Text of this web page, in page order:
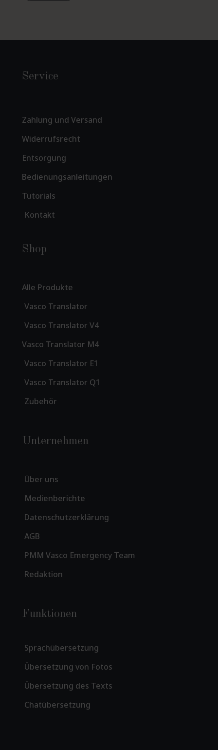
Service
Zahlung und Versand
Widerrufsrecht
Entsorgung
Bedienungsanleitungen
Tutorials
Kontakt
Shop
Alle Produkte
Vasco Translator
Vasco Translator V4
Vasco Translator M4
Vasco Translator E1
Vasco Translator Q1
Zubehör
Unternehmen
Über uns
Medienberichte
Datenschutzerklärung
AGB
PMM Vasco Emergency Team
Redaktion
Funktionen
Sprachübersetzung
Übersetzung von Fotos
Übersetzung des Texts
Chatübersetzung